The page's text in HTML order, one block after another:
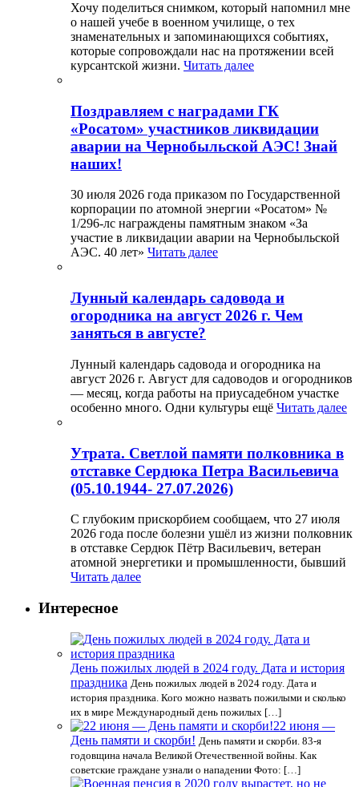
Хочу поделиться снимком, который напомнил мне
о нашей учебе в военном училище, о тех
знаменательных и запоминающихся событиях,
которые сопровождали нас на протяжении всей
курсантской жизни. Читать далее
Поздравляем с наградами ГК
«Росатом» участников ликвидации
аварии на Чернобыльской АЭС! Знай
наших!
30 июля 2026 года приказом по Государственной
корпорации по атомной энергии «Росатом» №
1/296-лс награждены памятным знаком «За
участие в ликвидации аварии на Чернобыльской
АЭС. 40 лет» Читать далее
Лунный календарь садовода и
огородника на август 2026 г. Чем
заняться в августе?
Лунный календарь садовода и огородника на
август 2026 г. Август для садоводов и огородников
— месяц, когда работы на приусадебном участке
особенно много. Одни культуры ещё Читать далее
Утрата. Светлой памяти полковника в
отставке Сердюка Петра Васильевича
(05.10.1944- 27.07.2026)
С глубоким прискорбием сообщаем, что 27 июля
2026 года после болезни ушёл из жизни полковник
в отставке Сердюк Пётр Васильевич, ветеран
атомной энергетики и промышленности, бывший
Читать далее
Интересное
День пожилых людей в 2024 году. Дата и история
праздника День пожилых людей в 2024 году. Дата и
история праздника. Кого можно назвать пожилыми и сколько
их в мире Международный день пожилых […]
22 июня —
День памяти и скорби! День памяти и скорби. 83-я
годовщина начала Великой Отечественной войны. Как
советские граждане узнали о нападении Фото: […]